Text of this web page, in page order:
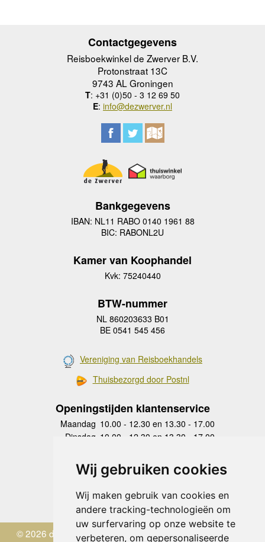
Wij gebruiken cookies
Wij maken gebruik van cookies en
andere tracking-technologieën om
uw surfervaring op onze website te
verbeteren, om gepersonaliseerde
Contactgegevens
Reisboekwinkel de Zwerver B.V.
Protonstraat 13C
9743 AL Groningen
T: +31 (0)50 - 3 12 69 50
E: info@dezwerver.nl
Bankgegevens
IBAN: NL11 RABO 0140 1961 88
BIC: RABONL2U
Kamer van Koophandel
Kvk: 75240440
BTW-nummer
NL 860203633 B01
BE 0541 545 456
Vereniging van Reisboekhandels
Thuisbezorgd door Postnl
Openingstijden klantenservice
Maandag 10.00 - 12.30 en 13.30 - 17.00
Dinsdag 10.00 - 12.30 en 13.30 - 17.00
Donderdag
10.00 - 12.30 en 13.30 - 17.00
Vrijdag 10.00 - 12.30 en 13.30 - 17.00
Zaterdag
gesloten
Zondag gesloten
© 2026 de Zwerver